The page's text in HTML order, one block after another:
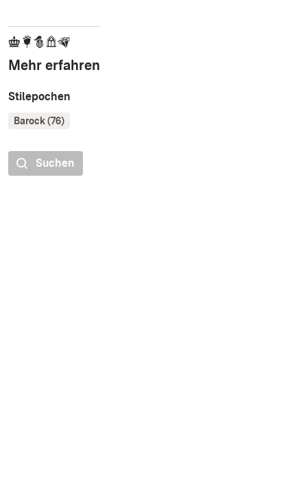
Mehr erfahren
Stilepochen
Barock (76)
Suchen